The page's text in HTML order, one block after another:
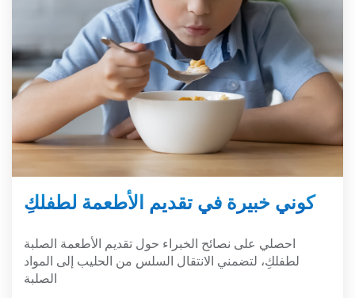
كوني خبيرة في تقديم الأطعمة لطفلكِ
احصلي على نصائح الخبراء حول تقديم الأطعمة الصلبة
لطفلكِ، لتضمني الانتقال السلس من الحليب إلى المواد
الصلبة